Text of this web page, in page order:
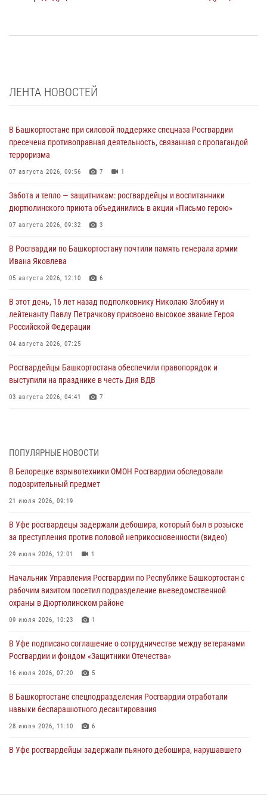
ЛЕНТА НОВОСТЕЙ
В Башкортостане при силовой поддержке спецназа Росгвардии
пресечена противоправная деятельность, связанная с пропагандой
терроризма
07 августа 2026, 09:56 7 1
Забота и тепло — защитникам: росгвардейцы и воспитанники
дюртюлинского приюта объединились в акции «Письмо герою»
07 августа 2026, 09:32 3
В Росгвардии по Башкортостану почтили память генерала армии
Ивана Яковлева
05 августа 2026, 12:10 6
В этот день, 16 лет назад подполковнику Николаю Злобину и
лейтенанту Павлу Петрачкову присвоено высокое звание Героя
Российской Федерации
04 августа 2026, 07:25
Росгвардейцы Башкортостана обеспечили правопорядок и
выступили на празднике в честь Дня ВДВ
03 августа 2026, 04:41 7
03 августа 2026, 04:30 8
В Башкирии росгвардейцы провели волейбольный турнир на
открытом воздухе
03 августа 2026, 04:29
В Уфе росгвардейцы по горячим следам задержали
подозреваемого в открытом хищении из аптеки (видео)
03 августа 2026, 04:15
Начальник отделения учёта и комплектования Росгвардии
Башкортостана ответил на вопросы граждан
30 июля 2026, 12:54
за преступления против половой неприкосновенности (видео)
29 июля 2026, 12:01
ПОПУЛЯРНЫЕ НОВОСТИ
В Белорецке взрывотехники ОМОН Росгвардии обследовали
подозрительный предмет
21 июля 2026, 09:19
В Уфе росгвардецы задержали дебошира, который был в розыске
за преступления против половой неприкосновенности (видео)
29 июля 2026, 12:01 1
Начальник Управления Росгвардии по Республике Башкортостан с
рабочим визитом посетил подразделение вневедомственной
охраны в Дюртюлинском районе
09 июля 2026, 10:23 1
В Уфе подписано соглашение о сотрудничестве между ветеранами
Росгвардии и фондом «Защитники Отечества»
16 июля 2026, 07:20 5
В Башкортостане спецподразделения Росгвардии отработали
навыки беспарашютного десантирования
28 июля 2026, 11:10 6
В Уфе росгвардейцы задержали пьяного дебошира, нарушавшего